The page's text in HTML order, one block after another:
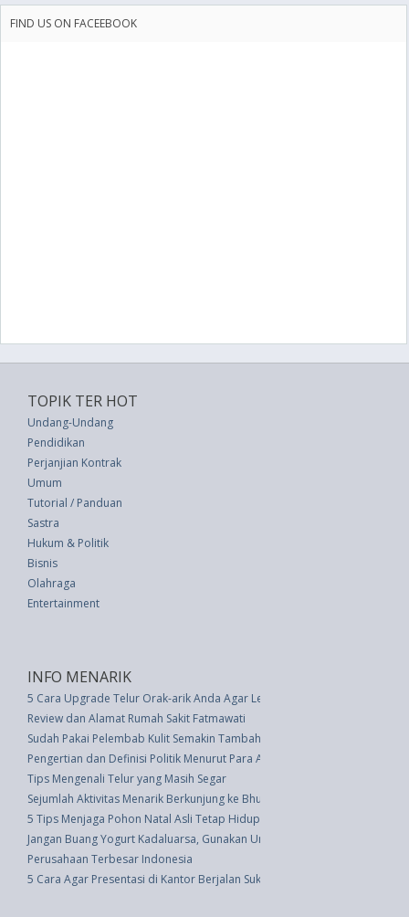
FIND US ON FACEEBOOK
TOPIK TER HOT
Undang-Undang
Pendidikan
Perjanjian Kontrak
Umum
Tutorial / Panduan
Sastra
Hukum & Politik
Bisnis
Olahraga
Entertainment
INFO MENARIK
5 Cara Upgrade Telur Orak-arik Anda Agar Lebih Menarik
Review dan Alamat Rumah Sakit Fatmawati
Sudah Pakai Pelembab Kulit Semakin Tambah Kering, Apa Penyebabnya?
Pengertian dan Definisi Politik Menurut Para Ahli
Tips Mengenali Telur yang Masih Segar
Sejumlah Aktivitas Menarik Berkunjung ke Bhutan
5 Tips Menjaga Pohon Natal Asli Tetap Hidup
Jangan Buang Yogurt Kadaluarsa, Gunakan Untuk Hal Ini
Perusahaan Terbesar Indonesia
5 Cara Agar Presentasi di Kantor Berjalan Sukses